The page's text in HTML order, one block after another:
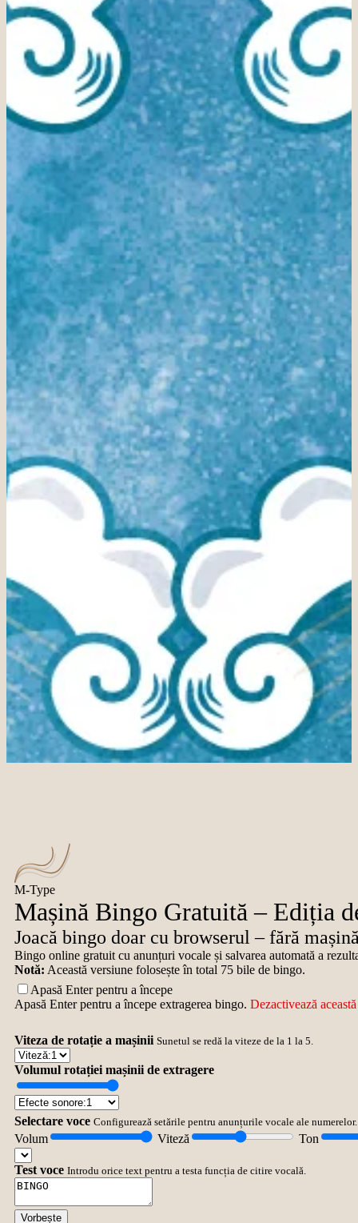
M-Type
Mașină Bingo Gratuită – Ediția
Joacă bingo doar cu browserul – fără
Bingo online gratuit cu anunțuri vocale și salvarea automată a
Notă: Această versiune folosește în total 75 bile de bingo.
Apasă Enter pentru a începe
Apasă Enter pentru a începe extragerea bingo. Dezactivează
Viteza de rotație a mașinii Sunetul se redă la viteze de la 1 la 5.
Volumul rotației mașinii de extragere
Selectare voce Configurează setările pentru anunțurile vocale ale numerelor.
Volum Viteză Ton
Test voce Introdu orice text pentru a testa funcția de citire vocală.
Vorbește